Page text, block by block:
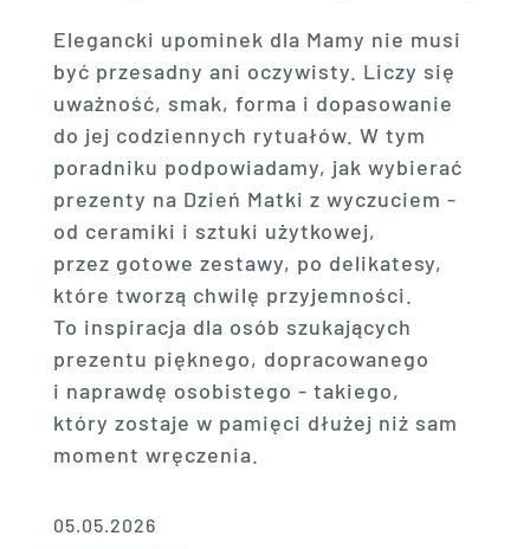
Elegancki upominek dla Mamy nie musi
być przesadny ani oczywisty. Liczy się
uważność, smak, forma i dopasowanie
do jej codziennych rytuałów. W tym
poradniku podpowiadamy, jak wybierać
prezenty na Dzień Matki z wyczuciem -
od ceramiki i sztuki użytkowej,
przez gotowe zestawy, po delikatesy,
które tworzą chwilę przyjemności.
To inspiracja dla osób szukających
prezentu pięknego, dopracowanego
i naprawdę osobistego - takiego,
który zostaje w pamięci dłużej niż sam
moment wręczenia.
05.05.2026